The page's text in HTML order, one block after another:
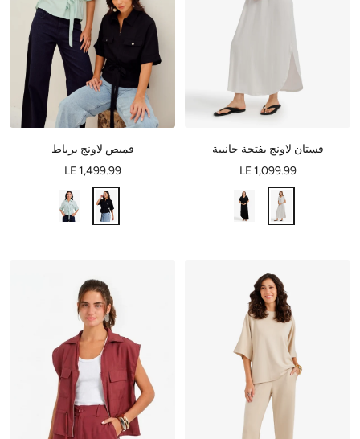
فستان لاونج بفتحة جانبية
LE 1,099.99
قميص لاونج برباط
LE 1,499.99